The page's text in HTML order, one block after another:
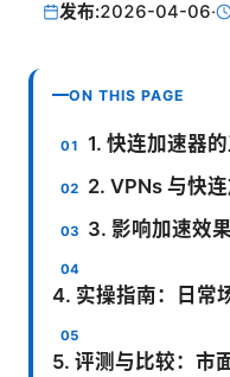
发布:2026-04-06·
ON THIS PAGE
1. 快连加速器
2. VPNs 与快
3. 影响加速效
4. 实操指南：日常
5. 评测与比较：市